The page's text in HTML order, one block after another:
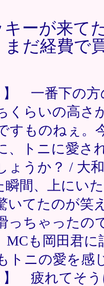
ーが来て
まだ経費で
】 一番下の方
くらいの高さ
すものねぇ。
、トニに愛さ
ょうか？ / 大
瞬間、上にい
いてたのが笑
っちゃったの
MCも岡田君
トニの愛を感
】 疲れてそう